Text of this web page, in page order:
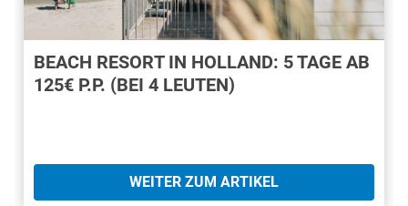
BEACH RESORT IN HOLLAND: 5 TAGE AB
125€ P.P. (BEI 4 LEUTEN)
WEITER ZUM ARTIKEL